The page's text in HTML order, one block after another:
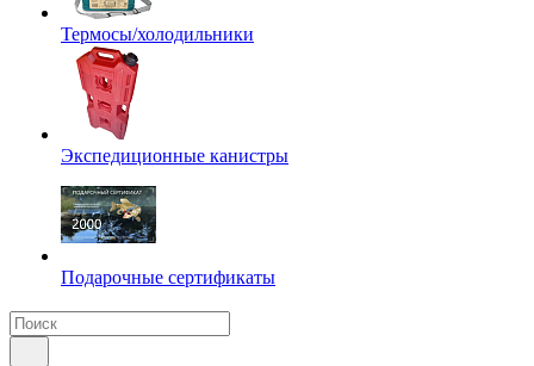
Термосы/холодильники
Экспедиционные канистры
Подарочные сертификаты